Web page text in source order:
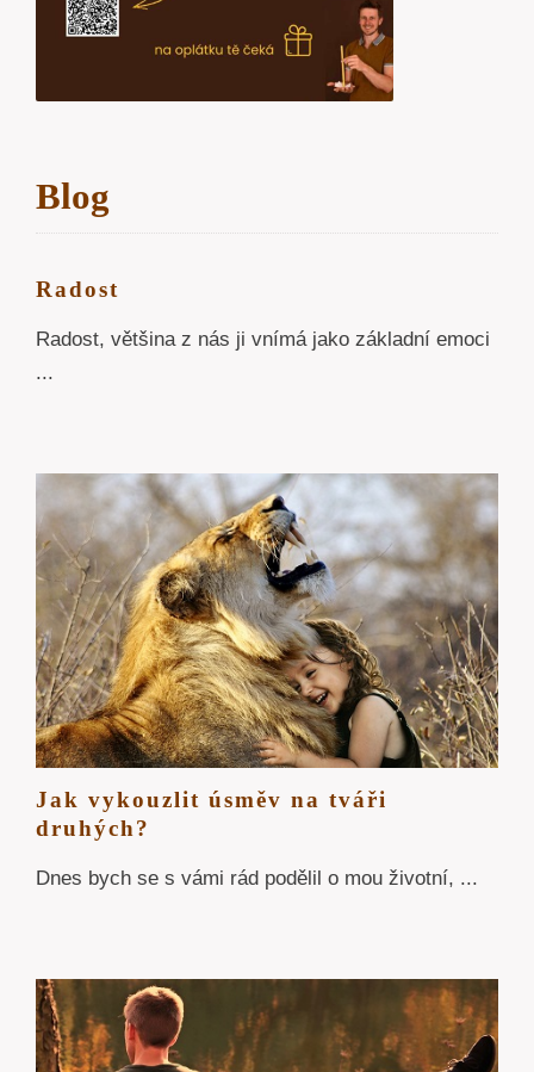
Blog
Radost
Radost, většina z nás ji vnímá jako základní emoci
...
Jak vykouzlit úsměv na tváři
druhých?
Dnes bych se s vámi rád podělil o mou životní, ...